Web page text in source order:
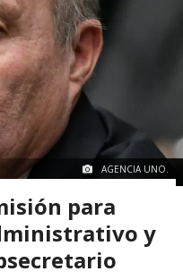
AGENCIA UNO.
para
y